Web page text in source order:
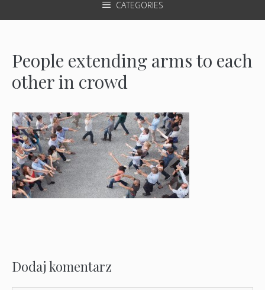
CATEGORIES
People extending arms to each
other in crowd
Dodaj komentarz